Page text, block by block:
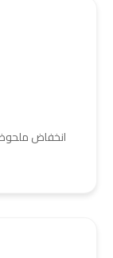
انخفاض